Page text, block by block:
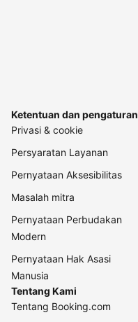
Ketentuan dan pengaturan
Privasi & cookie
Persyaratan Layanan
Pernyataan Aksesibilitas
Masalah mitra
Pernyataan Perbudakan
Modern
Pernyataan Hak Asasi
Manusia
Tentang Kami
Tentang Booking.com